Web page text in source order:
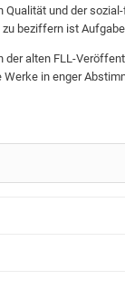
und der
beziffern ist
der alten FLL-
in enger